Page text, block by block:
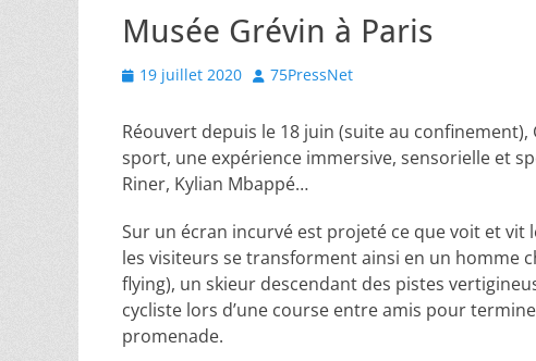
Musée Grévin à Paris
Posted
19 juillet 2020 Author
75PressNet
Réouvert depuis le 18 juin (suite au
sport, une expérience immersive, sensorielle et
Riner, Kylian Mbappé…
Sur un écran incurvé est projeté ce que voit et vit
les visiteurs se transforment ainsi en un homme
flying), un skieur descendant des pistes
cycliste lors d’une course entre amis pour
promenade.